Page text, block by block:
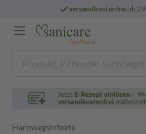
persönliche
Harnwegsinfekte